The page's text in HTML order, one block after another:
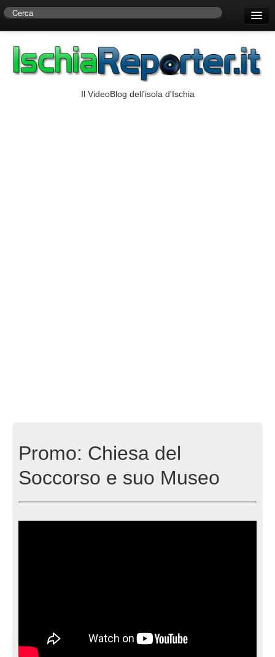
Centro di Ricerche Storiche D’Ambra
Il VideoBlog dell'isola d'Ischia
Promo: Chiesa del
Soccorso e suo Museo